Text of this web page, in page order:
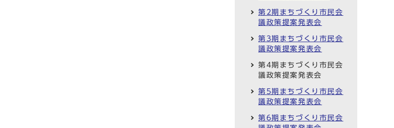
第2期まちづくり市民会
議政策提案発表会
第3期まちづくり市民会
議政策提案発表会
第4期まちづくり市民会
議政策提案発表会
第5期まちづくり市民会
議政策提案発表会
第6期まちづくり市民会